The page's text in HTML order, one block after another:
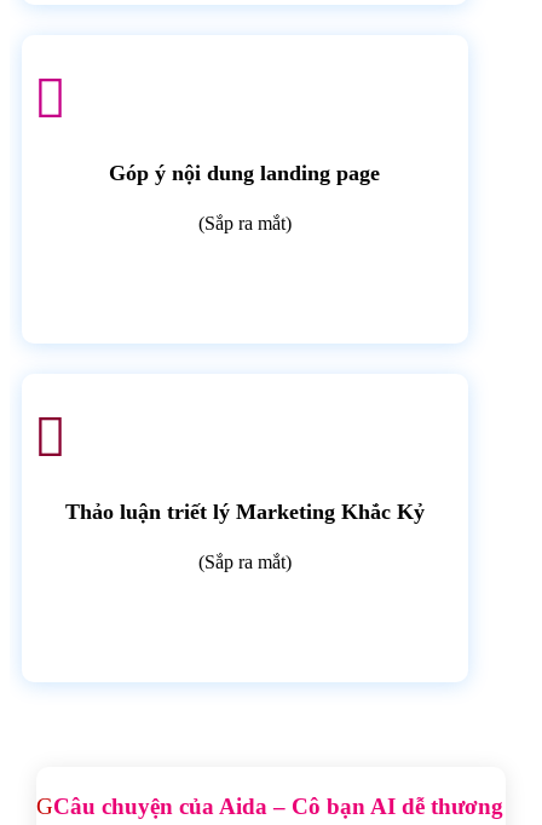

Góp ý nội dung landing page
(Sắp ra mắt)

Thảo luận triết lý Marketing Khắc Kỷ
(Sắp ra mắt)
Câu chuyện của Aida – Cô bạn AI dễ thương